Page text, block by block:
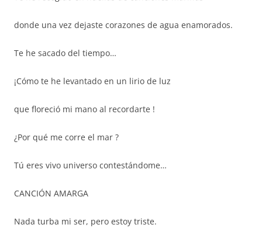
donde una vez dejaste corazones de agua enamorados.
Te he sacado del tiempo…
¡Cómo te he levantado en un lirio de luz
que floreció mi mano al recordarte !
¿Por qué me corre el mar ?
Tú eres vivo universo contestándome…
CANCIÓN AMARGA
Nada turba mi ser, pero estoy triste.